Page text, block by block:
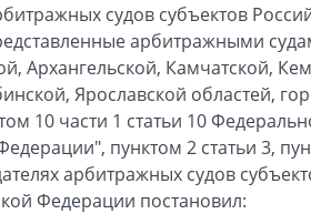
судов субъектов
арбитражными
Архангельской, Камчатской,
Ярославской областей,
10 части 1 статьи 10
пунктом 2 статьи 3,
арбитражных судов
Федерации постановил: